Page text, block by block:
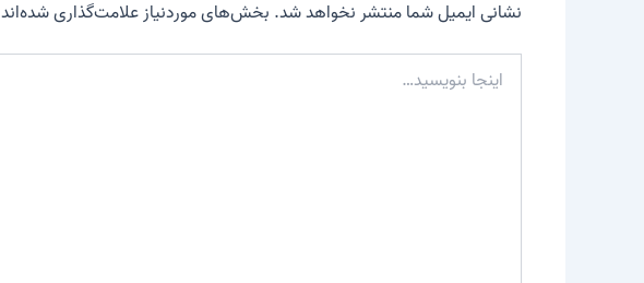
نشانی ایمیل شما منتشر نخواهد شد. بخش‌های موردنیاز علامت‌گذاری شده‌اند
اینجا
بنویسید…